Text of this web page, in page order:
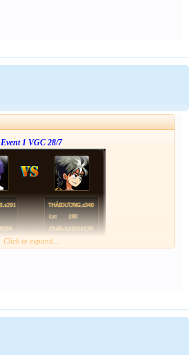
Event 1 VGC 28/7
Click to expand...